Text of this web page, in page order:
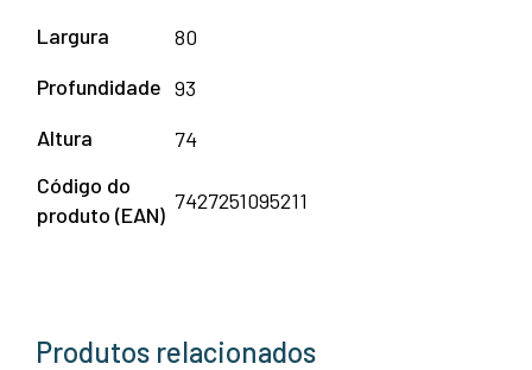
Largura
80
Profundidade 93
Altura
74
Código do
produto (EAN)
7427251095211
Produtos relacionados